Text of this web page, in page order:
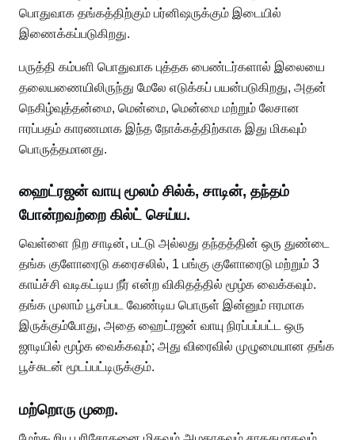
பொதுவாக தங்கத்திற்கும் பர்னிஷருக்கும் இடையில்
இணைக்கப்படுகிறது.
பருத்தி கம்பளி பொதுவாக புத்தக பைண்டர்களால் இலையை
தலையணையிலிருந்து மேலே எடுக்கப் பயன்படுகிறது, அதன்
நெகிழ்வுத்தன்மை, மென்மை, மென்மை மற்றும் லேசான
ஈரப்பதம் காரணமாக இந்த நோக்கத்திற்காக இது மிகவும்
பொருத்தமானது.
ஹைட்ரஜன் வாயு மூலம் சில்க், சாடின், தந்தம்
போன்றவற்றை கில்ட் செய்ய.
வெள்ளை நிற சாடின், பட்டு அல்லது தந்தத்தின் ஒரு துண்டை
தங்க குளோரைடு கரைசலில், 1 பங்கு குளோரைடு மற்றும் 3
காய்ச்சி வடிகட்டிய நீர் என்ற விகிதத்தில் மூழ்க வைக்கவும்.
தங்க முலாம் பூசப்பட வேண்டிய பொருள் இன்னும் ஈரமாக
இருக்கும்போது, ​​அதை ஹைட்ரஜன் வாயு நிரப்பப்பட்ட ஒரு
ஜாடியில் மூழ்க வைக்கவும்; அது விரைவில் முழுமையான தங்க
பூச்சுடன் மூடப்பட்டிருக்கும்.
மற்றொரு முறை.